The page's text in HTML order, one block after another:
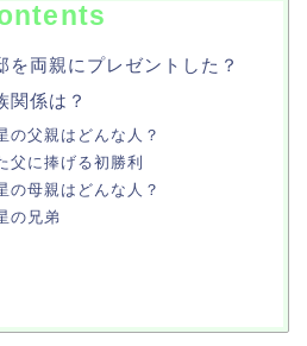
を両親にプレゼントした？
関係は？
の父親はどんな人？
父に捧げる初勝利
の母親はどんな人？
の兄弟